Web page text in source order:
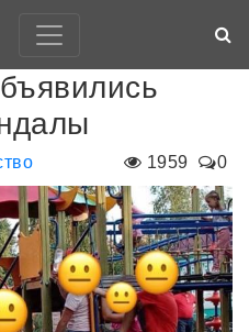
1959 0